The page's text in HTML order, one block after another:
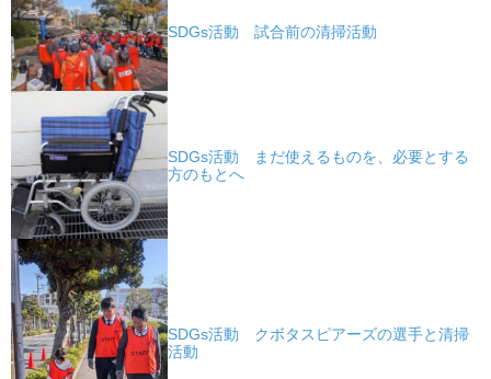
SDGs活動 試合前の清掃活動
SDGs活動 まだ使えるものを、必要とする
方のもとへ
SDGs活動 クボタスピアーズの選手と清掃
活動